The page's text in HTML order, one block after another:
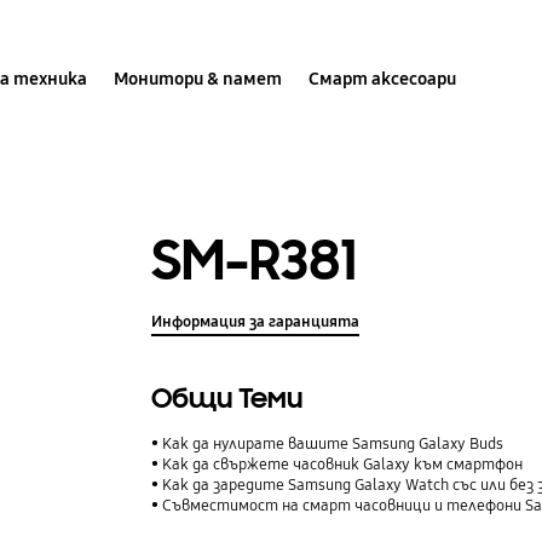
техника Монитори & памет Смарт аксесоари
SM-R381
Информация за гаранцията
Общи Теми
Как да нулирате вашите Samsung Galaxy Buds
Как да свържете часовник Galaxy към смартфон
Как да заредите Samsung Galaxy Watch със или
Съвместимост на смарт часовници и телефони